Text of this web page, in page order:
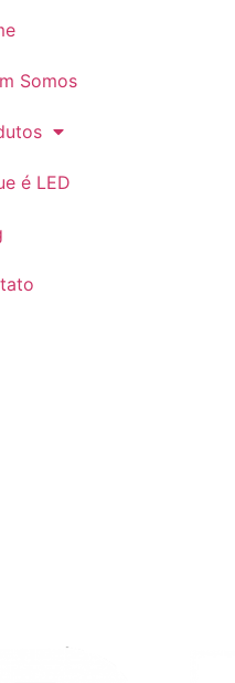
Somos
é LED